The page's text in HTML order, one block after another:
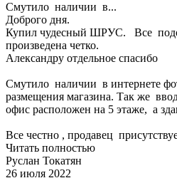
Смутило наличии в...
Доброго дня.
Купил чудесный ШРУС. Все
произведена четко.
Александру отдельное спасибо
Смутило наличии в интернете
размещения магазина. Так же
офис расположен на 5 этаже, а
Все честно , продавец
Читать полностью
Руслан Токатян
26 июля 2022